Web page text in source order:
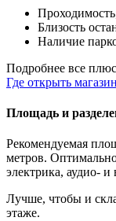
Близость
Наличие
Подробнее все
Где открыть
Площадь и
Рекомендуемая
метров.
электрика, аудио- и
Лучше, чтобы и
этаже.